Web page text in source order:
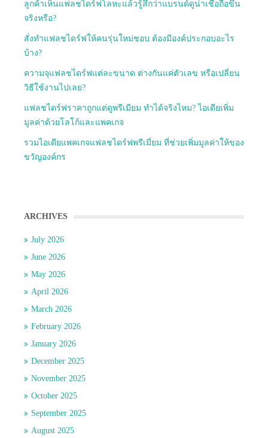
ลูกค้าเห็นแฟลชไดร์ฟโลหะแล้วรู้สึกว่าแบรนด์ดูน่าเชื่อถือขึ้น
จริงหรือ?
สั่งทำแฟลชไดร์ฟให้คนรุ่นใหม่ชอบ ต้องมีองค์ประกอบอะไร
บ้าง?
ความจุแฟลชไดร์ฟแต่ละขนาด ต่างกันแค่ตัวเลข หรือเปลี่ยน
วิธีใช้งานไปเลย?
แฟลชไดร์ฟราคาถูกแต่ดูพรีเมียม ทำได้จริงไหม? ไอเดียเพิ่ม
มูลค่าด้วยโลโก้และแพคเกจ
รวมไอเดียแพคเกจแฟลชไดร์ฟพรีเมี่ยม ที่ช่วยเพิ่มมูลค่าให้ของ
ขวัญองค์กร
ARCHIVES
July 2026
June 2026
May 2026
April 2026
March 2026
February 2026
January 2026
December 2025
November 2025
October 2025
September 2025
August 2025